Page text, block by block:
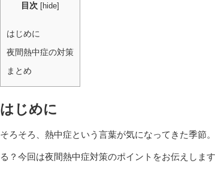
目次 [hide]
はじめに
夜間熱中症の対策
まとめ
はじめに
そろそろ、熱中症という言葉が気になってきた季節
る？今回は夜間熱中症対策のポイントをお伝えします